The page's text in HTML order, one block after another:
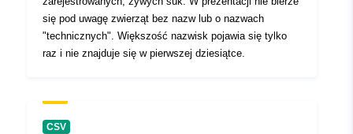
się pod uwagę zwierząt bez nazw lub o nazwach
"technicznych". Większość nazwisk pojawia się tylko
raz i nie znajduje się w pierwszej dziesiątce.
CSV